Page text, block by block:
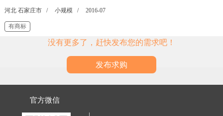
河北 石家庄市 / 小规模 / 2016-07
有商标
没有更多了，赶快发布您的需求吧！
发布求购
官方微信